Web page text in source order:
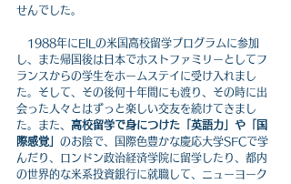
せんでした。
1988年にEILの米国高校留学プログラムに参加
し、また帰国後は日本でホストファミリーとしてフ
ランスからの学生をホームステイに受け入れまし
た。そして、その後何十年間にも渡り、その時に出
会った人々とはずっと楽しい交友を続けてきまし
た。また、 高校留学で身につけた「英語力」や「国
際感覚」 のお陰で、国際色豊かな慶応大学SFCで学
んだり、ロンドン政治経済学院に留学したり、都内
の世界的な米系投資銀行に就職して、ニューヨーク